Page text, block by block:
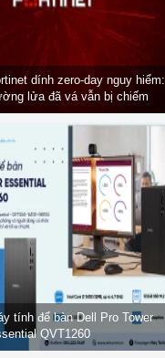
dính zero-day nguy hiểm:
lửa đã vá vẫn bị chiếm
tính để bàn Dell Pro Tower
QVT1260